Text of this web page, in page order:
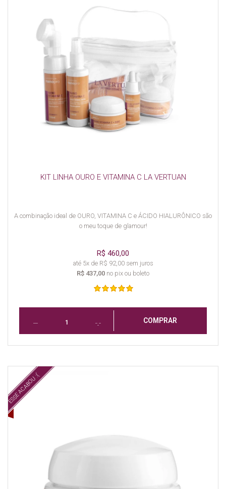
KIT LINHA OURO E VITAMINA C LA VERTUAN
A combinação ideal de OURO, VITAMINA C e ÁCIDO HIALURÔNICO são
o meu toque de glamour!
R$ 460,00
até 5x de R$ 92,00 sem juros
R$ 437,00 no pix ou boleto
COMPRAR
ESSE ACABOU :(